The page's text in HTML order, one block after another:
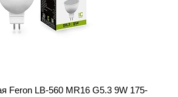
Feron LB-560 MR16 G5.3 9W 175-